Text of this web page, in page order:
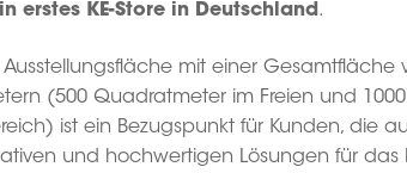
erstes KE-Store in Deutschland.
Ausstellungsfläche mit einer Gesamtfläche
(500 Quadratmeter im Freien und
ist ein Bezugspunkt für Kunden, die
und hochwertigen Lösungen für das